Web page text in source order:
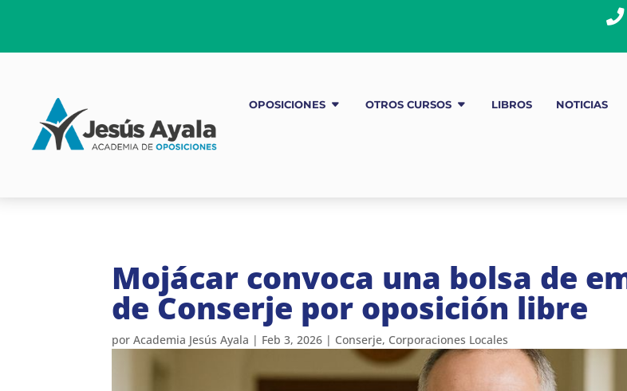
OPOSICIONES OTROS CURSOS LIBROS NOTICIAS
Mojácar convoca una bolsa de
de Conserje por oposición libre
por Academia Jesús Ayala | Feb 3, 2026| Conserje, Corporaciones Locales